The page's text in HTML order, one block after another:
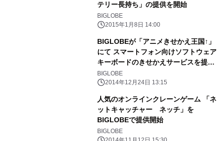
テリー長持ち」の提供を開始
BIGLOBE
2015年1月8日 14:00
BIGLOBEが「アニメきせかえ王国↑」
にて スマートフォン向けソフトウェア
キーボードのきせかえサービスを提供
開始
BIGLOBE
2014年12月24日 13:15
人気のオンラインクレーンゲーム 「ネ
ットキャッチャー ネッチ」を
BIGLOBEで提供開始
BIGLOBE